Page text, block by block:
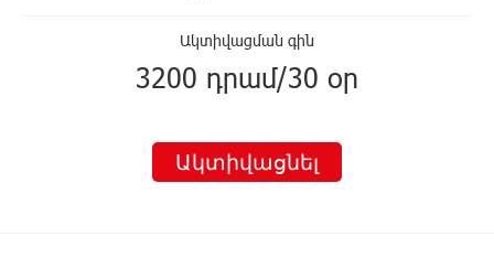
Ակտիվացման գին
3200 դրամ/30 օր
Ակտիվացնել